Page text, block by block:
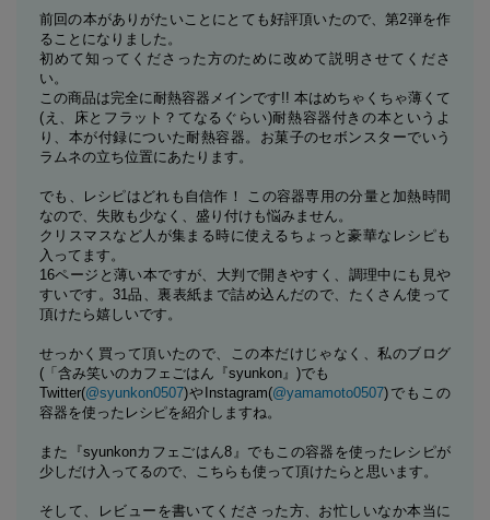
前回の本がありがたいことにとても好評頂いたので、第2弾を作
ることになりました。
初めて知ってくださった方のために改めて説明させてくださ
い。
この商品は完全に耐熱容器メインです!! 本はめちゃくちゃ薄くて
(え、床とフラット？てなるぐらい)耐熱容器付きの本というよ
り、本が付録についた耐熱容器。お菓子のセボンスターでいう
ラムネの立ち位置にあたります。
でも、レシピはどれも自信作！ この容器専用の分量と加熱時間
なので、失敗も少なく、盛り付けも悩みません。
クリスマスなど人が集まる時に使えるちょっと豪華なレシピも
入ってます。
16ページと薄い本ですが、大判で開きやすく、調理中にも見や
すいです。31品、裏表紙まで詰め込んだので、たくさん使って
頂けたら嬉しいです。
せっかく買って頂いたので、この本だけじゃなく、私のブログ
(「含み笑いのカフェごはん『syunkon』)でも
Twitter(@syunkon0507)やInstagram(@yamamoto0507)でもこの
容器を使ったレシピを紹介しますね。
また『syunkonカフェごはん8』でもこの容器を使ったレシピが
少しだけ入ってるので、こちらも使って頂けたらと思います。
そして、レビューを書いてくださった方、お忙しいなか本当に